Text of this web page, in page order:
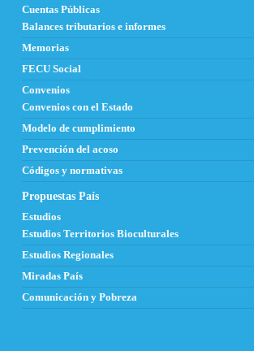
Cuentas Públicas
Balances tributarios e informes
Memorias
FECU Social
Convenios
Convenios con el Estado
Modelo de cumplimiento
Prevención del acoso
Códigos y normativas
Propuestas País
Estudios
Estudios Territorios Bioculturales
Estudios Regionales
Miradas País
Comunicación y Pobreza